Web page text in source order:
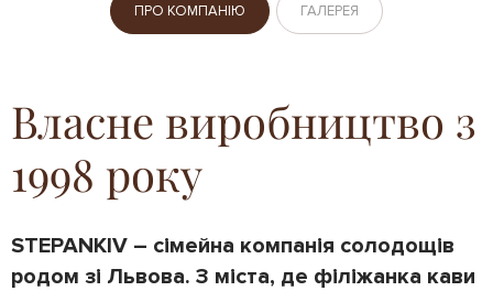
ПРО КОМПАНІЮ ГАЛЕРЕЯ
Власне виробництво з
1998 року
​STEPANKIV – сімейна компанія солодощів
родом зі Львова. З міста, де філіжанка кави